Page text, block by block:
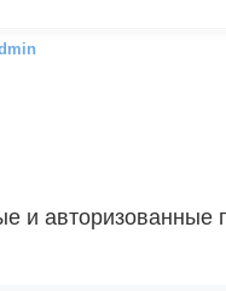
и авторизованные